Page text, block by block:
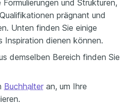
und Strukturen,
prägnant und
Unten finden Sie einige
Inspiration dienen können.
demselben Bereich finden Sie
Buchhalter an, um Ihre